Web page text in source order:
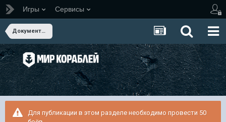
Игры Сервисы
Документальные и художественные фильмы
Для публикации в этом разделе необходимо провести 50